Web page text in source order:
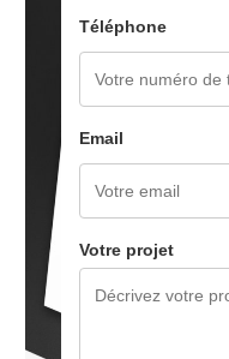
Téléphone
Email
Votre projet